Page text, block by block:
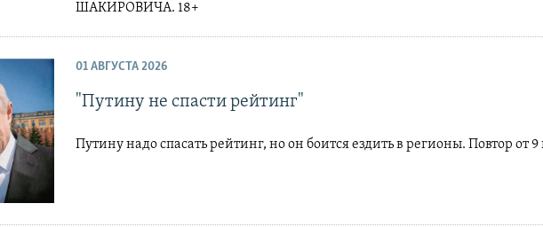
ШАКИРОВИЧА. 18+
01 АВГУСТА 2026
"Путину не спасти рейтинг"
Путину надо спасать рейтинг, но он боится ездить в регионы. Повтор от